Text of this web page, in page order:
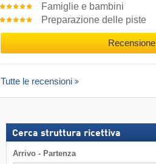
Famiglie e bambini
Preparazione delle piste
Recensione
Tutte le recensioni
Cerca struttura ricettiva
Arrivo - Partenza